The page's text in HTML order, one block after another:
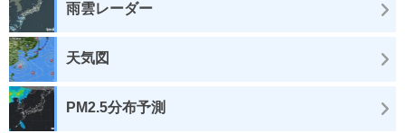
雨雲レーダー
天気図
PM2.5分布予測